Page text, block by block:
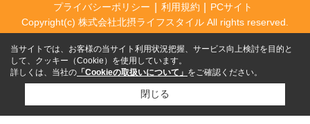
プライバシーポリシー 利用規約
PCサイト
Copyright(c) 株式会社北摂ライフスタイル All rights reserved.
当サイトでは、お客様の当サイト利用状況把握、サービス向上検討を目的と
して、クッキー（Cookie）を使用しています。
詳しくは、当社の 「Cookieの取扱いについて」 をご確認ください。
閉じる